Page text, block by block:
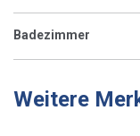
Badezimmer
Weitere